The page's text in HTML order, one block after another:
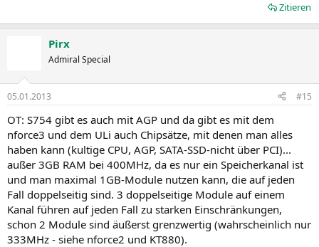
Zitieren
Pirx
Admiral Special
05.01.2013 #15
OT: S754 gibt es auch mit AGP und da gibt es mit dem
nforce3 und dem ULi auch Chipsätze, mit denen man alles
haben kann (kultige CPU, AGP, SATA-SSD-nicht über PCI)...
außer 3GB RAM bei 400MHz, da es nur ein Speicherkanal ist
und man maximal 1GB-Module nutzen kann, die auf jeden
Fall doppelseitig sind. 3 doppelseitige Module auf einem
Kanal führen auf jeden Fall zu starken Einschränkungen,
schon 2 Module sind äußerst grenzwertig (wahrscheinlich nur
333MHz - siehe nforce2 und KT880).